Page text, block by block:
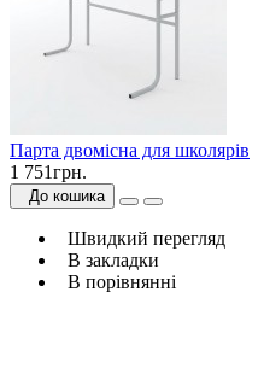
Парта двомісна для школярів
1 751грн.
До кошика
Швидкий перегляд
В закладки
В порівнянні